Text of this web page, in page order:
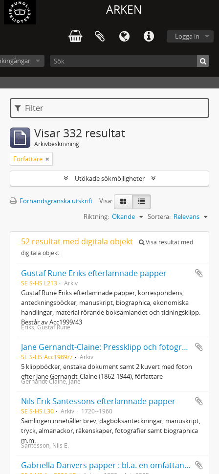
ARKEN
Logga in
Filter
Visar 332 resultat
Arkivbeskrivning
Författare
Utökade sökmöjligheter
Förhandsgranska utskrift
Visa:
Sortera: Relevans
Riktning: Ökande
52 resultat med digitala objekt
Visa resultat med
digitala objekt
Gustaf Rune Eriks efterlämnade papper
SE S-HS L213 Arkiv
Gustaf Rune Eriks efterlämnade papper, korrespondens,
anteckningsböcker, manuskript, biographica, ekonomiska
handlingar, material rörande boksamlandet och tidningsklipp.
Består av Acc1999/43
Eriks, Gustaf Rune
Jane Gernandt-Claine: Pressklipp och fotografier
SE S-HS Acc1989/7 Arkiv
5 klippböcker, enstaka dokument samt 2 kuvert med foton
efter Jane Gernandt-Claine (1862-1944), författare
Gernandt-Claine, Jane
Nils Erik Santessons efterlämnade papper
SE S-HS L30 Arkiv 1720--1960
Samlingen innehåller brev, dagboksanteckningar, manuskript,
tryck, almanackor, räkenskaper, fotografier samt biographica
m.m.
Santesson, Nils E.
Gabriella Danvers papper : bl.a. en omfattande samling brev från Madeleine Pyk